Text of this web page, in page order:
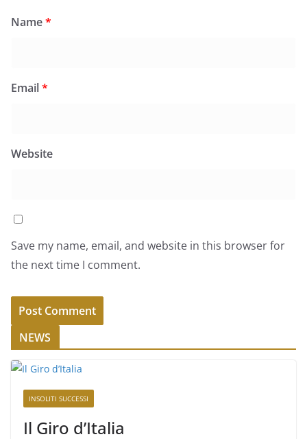
Name*
Email*
Website
Save my name, email, and website in this browser for
the next time I comment.
NEWS
INSOLITI SUCCESSI
Il Giro d’Italia